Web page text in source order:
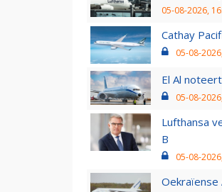
05-08-2026,
Cathay
05-08-
El Al
05-08-
Lufthansa
B
05-08-
Oekraïense